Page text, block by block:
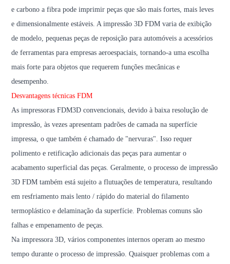
e carbono a fibra pode imprimir peças que são mais fortes, mais leves
e dimensionalmente estáveis. A impressão 3D FDM varia de exibição
de modelo, pequenas peças de reposição para automóveis a acessórios
de ferramentas para empresas aeroespaciais, tornando-a uma escolha
mais forte para objetos que requerem funções mecânicas e
desempenho.
Desvantagens técnicas FDM
As impressoras FDM3D convencionais, devido à baixa resolução de
impressão, às vezes apresentam padrões de camada na superfície
impressa, o que também é chamado de "nervuras". Isso requer
polimento e retificação adicionais das peças para aumentar o
acabamento superficial das peças. Geralmente, o processo de impressão
3D FDM também está sujeito a flutuações de temperatura, resultando
em resfriamento mais lento / rápido do material do filamento
termoplástico e delaminação da superfície. Problemas comuns são
falhas e empenamento de peças.
Na impressora 3D, vários componentes internos operam ao mesmo
tempo durante o processo de impressão. Quaisquer problemas com a